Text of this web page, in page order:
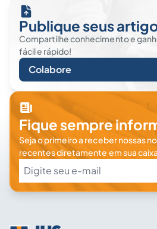
Publique seus
Compartilhe conhecimento e
fácil e rápido!
Colabore
Fique sempre
Seja o primeiro a receber nossas
recentes diretamente em sua